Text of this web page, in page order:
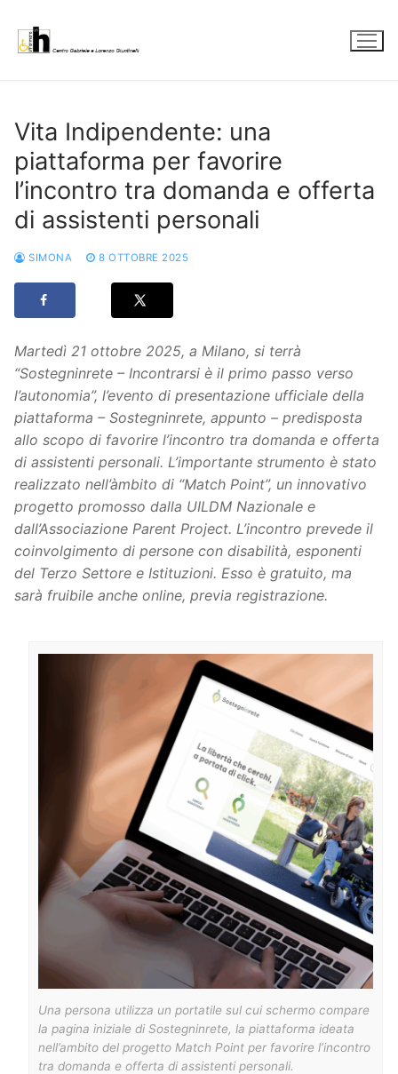
contenuto
Vita Indipendente: una
piattaforma per favorire
l’incontro tra domanda e offerta
di assistenti personali
SIMONA 8 OTTOBRE 2025
Martedì 21 ottobre 2025, a Milano, si terrà
“Sostegninrete – Incontrarsi è il primo passo verso
l’autonomia”, l’evento di presentazione ufficiale della
piattaforma – Sostegninrete, appunto – predisposta
allo scopo di favorire l’incontro tra domanda e offerta
di assistenti personali. L’importante strumento è stato
realizzato nell’àmbito di “Match Point”, un innovativo
progetto promosso dalla UILDM Nazionale e
dall’Associazione Parent Project. L’incontro prevede il
coinvolgimento di persone con disabilità, esponenti
del Terzo Settore e Istituzioni. Esso è gratuito, ma
sarà fruibile anche online, previa registrazione.
Una persona utilizza un portatile sul cui schermo compare
la pagina iniziale di Sostegninrete, la piattaforma ideata
nell’ambito del progetto Match Point per favorire l’incontro
tra domanda e offerta di assistenti personali.